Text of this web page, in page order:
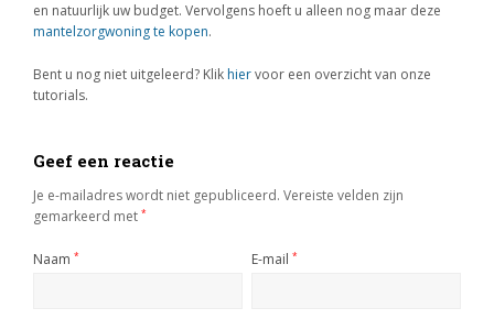
en natuurlijk uw budget. Vervolgens hoeft u alleen nog maar deze
mantelzorgwoning te kopen.
Bent u nog niet uitgeleerd? Klik hiervoor een overzicht van onze
tutorials.
Geef een reactie
Je e-mailadres wordt niet gepubliceerd. Vereiste velden zijn
gemarkeerd met *
Naam * E-mail *